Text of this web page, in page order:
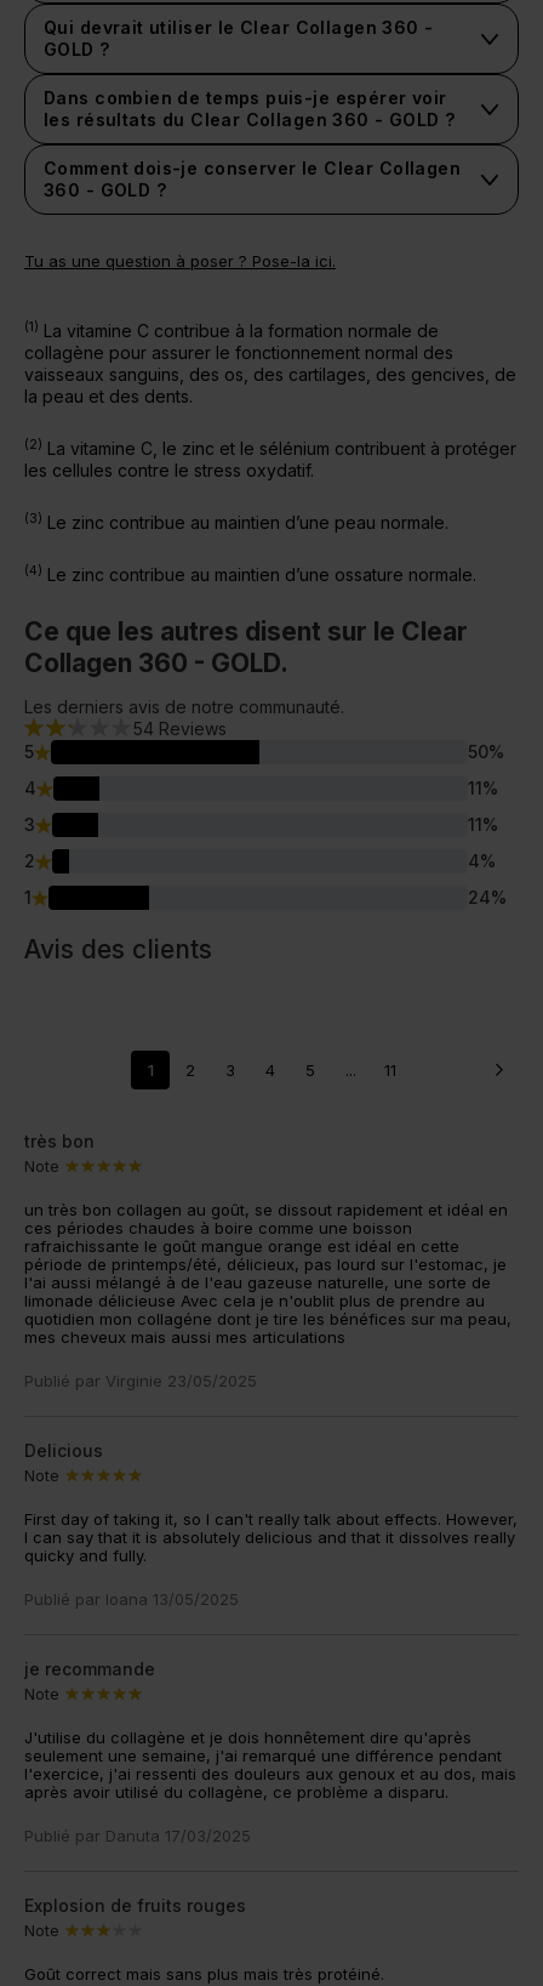
Qui devrait utiliser le Clear Collagen 360 -
GOLD ?
Dans combien de temps puis-je espérer voir
les résultats du Clear Collagen 360 - GOLD ?
Comment dois-je conserver le Clear Collagen
360 - GOLD ?
Tu as une question à poser ? Pose-la ici.
(1) La vitamine C contribue à la formation normale de
collagène pour assurer le fonctionnement normal des
vaisseaux sanguins, des os, des cartilages, des gencives, de
la peau et des dents.
(2) La vitamine C, le zinc et le sélénium contribuent à protéger
les cellules contre le stress oxydatif.
(3) Le zinc contribue au maintien d’une peau normale.
(4) Le zinc contribue au maintien d’une ossature normale.
Ce que les autres disent sur le Clear
Collagen 360 - GOLD.
Les derniers avis de notre communauté.
54 Reviews
5
50%
4
11%
3
11%
2
4%
1
24%
Avis des clients
1 2 3 4 5 ... 11
très bon
Note
un très bon collagen au goût, se dissout rapidement et idéal en
ces périodes chaudes à boire comme une boisson
rafraichissante le goût mangue orange est idéal en cette
période de printemps/été, délicieux, pas lourd sur l'estomac, je
l'ai aussi mélangé à de l'eau gazeuse naturelle, une sorte de
limonade délicieuse Avec cela je n'oublit plus de prendre au
quotidien mon collagéne dont je tire les bénéfices sur ma peau,
mes cheveux mais aussi mes articulations
Publié par Virginie 23/05/2025
Delicious
Note
First day of taking it, so I can't really talk about effects. However,
I can say that it is absolutely delicious and that it dissolves really
quicky and fully.
Publié par Ioana 13/05/2025
je recommande
Note
J'utilise du collagène et je dois honnêtement dire qu'après
seulement une semaine, j'ai remarqué une différence pendant
l'exercice, j'ai ressenti des douleurs aux genoux et au dos, mais
après avoir utilisé du collagène, ce problème a disparu.
Publié par Danuta 17/03/2025
Explosion de fruits rouges
Note
Goût correct mais sans plus mais très protéiné.